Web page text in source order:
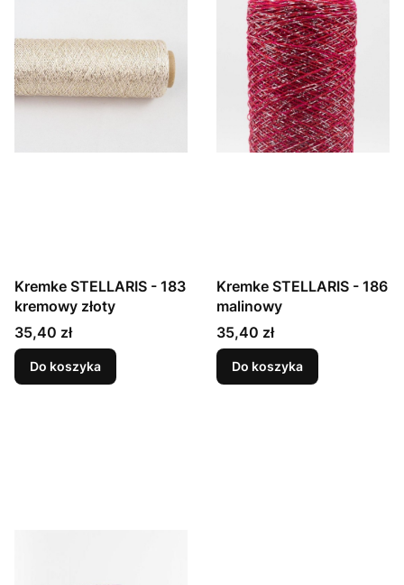
Kremke STELLARIS - 183
kremowy złoty
Cena
35,40 zł
Do koszyka
Kremke STELLARIS - 186
malinowy
Cena
35,40 zł
Do koszyka